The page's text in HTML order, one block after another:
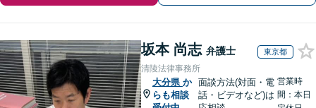
坂本 尚志 弁護士 東京都
清陵法律事務所
大分県 か
らも相談
面談方法(対面・電
話・ビデオなど)は
営業時
間：本日